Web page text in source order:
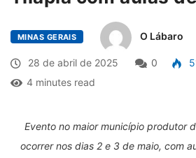
MINAS GERAIS O Lábaro
28 de abril de 2025 0
4 minutes read
Evento no maior município produtor
ocorrer nos dias 2 e 3 de maio, com